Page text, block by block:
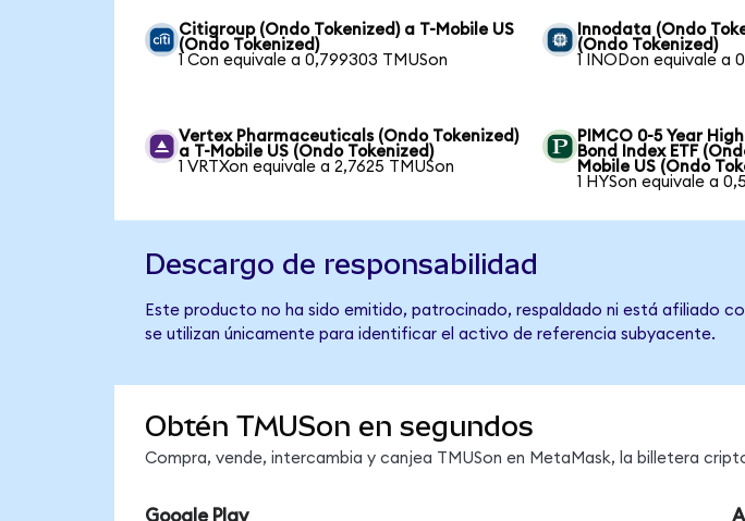
Citigroup (Ondo Tokenized) a T-Mobile US
(Ondo Tokenized)
1 Con equivale a 0,799303 TMUSon
Innodata (Ondo
(Ondo Tokenized)
1 INODon equivale a
Vertex Pharmaceuticals (Ondo Tokenized)
a T-Mobile US (Ondo Tokenized)
1 VRTXon equivale a 2,7625 TMUSon
PIMCO 0-5 Year
Bond Index ETF
Mobile US (Ondo
1 HYSon equivale a
Descargo de responsabilidad
Este producto no ha sido emitido, patrocinado, respaldado ni está afiliado
se utilizan únicamente para identificar el activo de referencia subyacente.
Obtén TMUSon en segundos
Compra, vende, intercambia y canjea TMUSon en MetaMask, la billetera
Google Play